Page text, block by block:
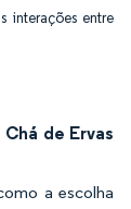
interações entre
de Ervas
a escolha